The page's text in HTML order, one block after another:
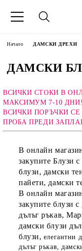
Начало ДАМСКИ ДРЕХИ
ДАМСКИ
ВСИЧКИ СТОКИ В
МАКСИМУМ 7-10 ДНИ!
ВСИЧКИ ПОРЪЧКИ
ПРОБА ПРЕДИ
В онлайн
закупите Блузи
блузи, дамски
пайети, дамски
В онлайн
закупите блузи
дълъг ръкав,
дамски блузи
блузи, елегантни
дълъг ръкав,